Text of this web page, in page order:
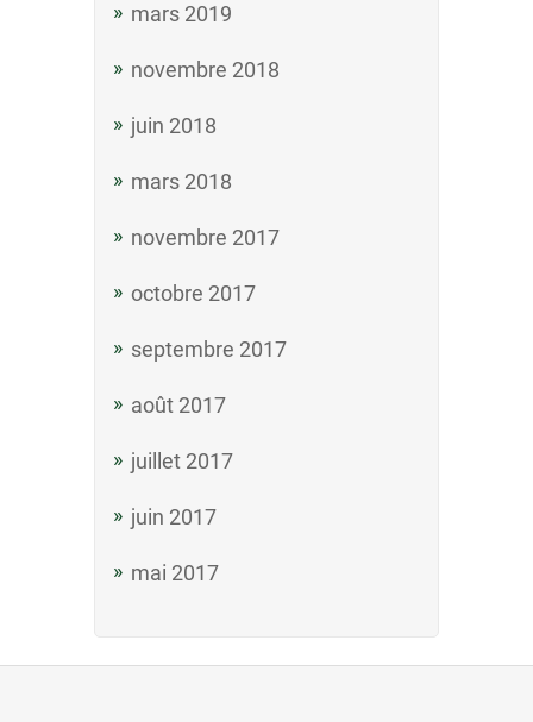
mars 2019
novembre 2018
juin 2018
mars 2018
novembre 2017
octobre 2017
septembre 2017
août 2017
juillet 2017
juin 2017
mai 2017